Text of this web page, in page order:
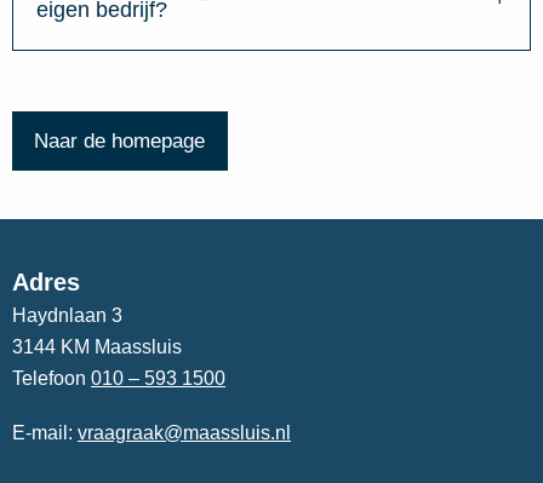
eigen bedrijf?
Naar de homepage
Adres
Haydnlaan 3
3144 KM Maassluis
Telefoon 010 – 593 1500
E-mail: vraagraak@maassluis.nl